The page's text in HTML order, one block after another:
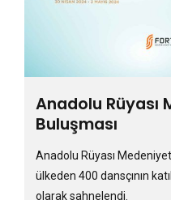
Anadolu Rüyası
Buluşması
Anadolu Rüyası
ülkeden 400 dansçının
olarak sahnelendi.